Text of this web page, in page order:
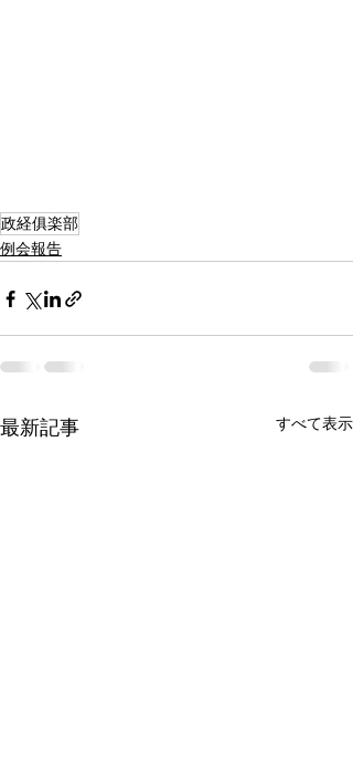
政経俱楽部
例会報告
最新記事 すべて表示